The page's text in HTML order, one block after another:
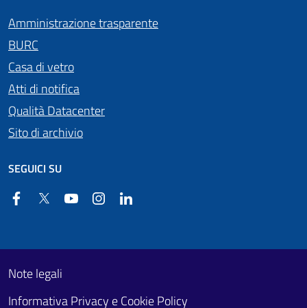
Amministrazione trasparente
BURC
Casa di vetro
Atti di notifica
Qualità Datacenter
Sito di archivio
SEGUICI SU
FacebookTwitter YouTube Instagram
Footer First
Useful links section
Note legali
Informativa Privacy e Cookie Policy